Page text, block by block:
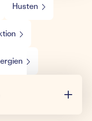
Husten